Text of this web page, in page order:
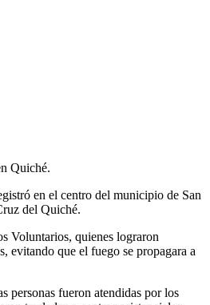
Quiché.
en el centro del municipio de San
del Quiché.
Voluntarios, quienes lograron
evitando que el fuego se propagara a
personas fueron atendidas por los